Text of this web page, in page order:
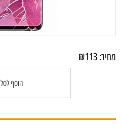
מחיר: ₪113
הוסף לסל